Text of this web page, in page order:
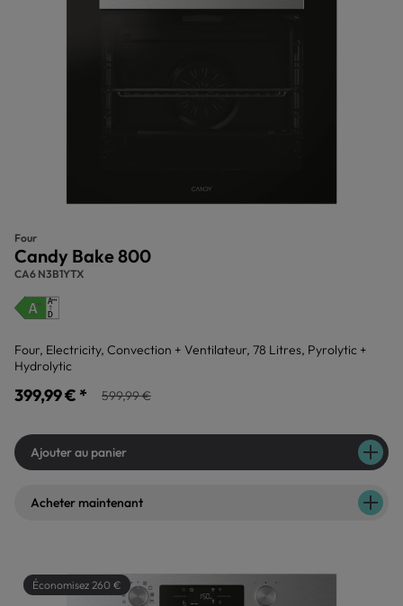
Four
Candy Bake 800
CA6 N3B1YTX
Four, Electricity, Convection + Ventilateur, 78 Litres, Pyrolytic +
Hydrolytic
399,99 € * 599,99 €
Ajouter au panier
Acheter maintenant
Économisez 260 €